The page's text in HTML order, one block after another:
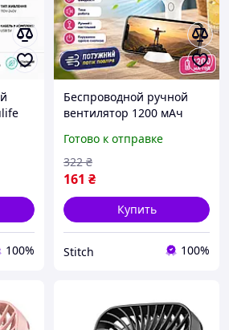
100%
Беспроводной ручной
вентилятор 1200 мАч
аккумуляторе с USB-
зарядкой Мини-
вентилятор на подставке
Готово к отправке
161 ₴
322 ₴
Купить
Stitch 100%